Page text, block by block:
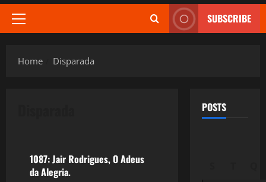
Primary
SUBSCRIBE
Home Disparada
1087: Jair Rodrigues, O Adeus
da Alegria.
POSTS